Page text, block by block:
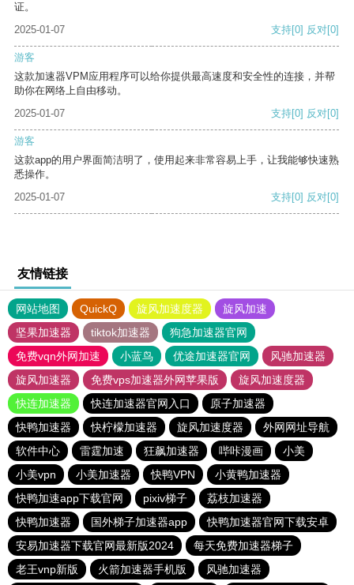
证。
2025-01-07
支持[0] 反对[0]
游客
这款加速器VPM应用程序可以给你提供最高速度和安全性的连接，并帮
助你在网络上自由移动。
2025-01-07
支持[0] 反对[0]
游客
这款app的用户界面简洁明了，使用起来非常容易上手，让我能够快速熟
悉操作。
2025-01-07
支持[0] 反对[0]
友情链接
网站地图 QuickQ 旋风加速度器
旋风加速
坚果加速器
tiktok加速器
狗急加速器官网
免费vqn外网加速
小蓝鸟 优途加速器官网
风驰加速器
旋风加速器
免费vps加速器外网苹果版
旋风加速度器
快连加速器
快连加速器官网入口
原子加速器
快鸭加速器
快柠檬加速器 旋风加速度器
外网网址导航
软件中心
雷霆加速 狂飙加速器 哔咔漫画
小美
小美vpn
小美加速器 快鸭VPN
小黄鸭加速器
快鸭加速app下载官网
pixiv梯子
荔枝加速器
快鸭加速器
国外梯子加速器app
快鸭加速器官网下载安卓
安易加速器下载官网最新版2024
每天免费加速器梯子
老王vnp新版
火箭加速器手机版 风驰加速器